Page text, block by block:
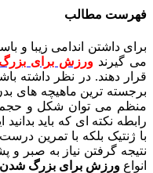
فهرست مطالب
برای داشتن اندامی زیبا و
می گیرندورزش برای
قرار دهند. در نظر داشته
برجسته ترین ماهیچه های
منظم می توان شکل و حجم
رابطه نکته ای که باید
با ژنتیک بلکه با تمرین
نتیجه گرفتن نیاز به صبر و
انواع ورزش برای بزرگ